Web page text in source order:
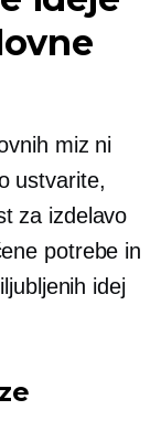
miz ni
ustvarite,
za izdelavo
potrebe in
idej